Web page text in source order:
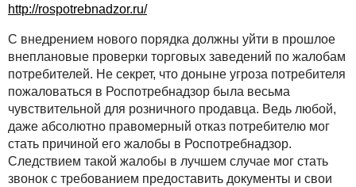
http://rospotrebnadzor.ru/
С внедрением нового порядка должны уйти в прошлое
внеплановые проверки торговых заведений по жалобам
потребителей. Не секрет, что доныне угроза потребителя
пожаловаться в Роспотребнадзор была весьма
чувствительной для розничного продавца. Ведь любой,
даже абсолютно правомерный отказ потребителю мог
стать причиной его жалобы в Роспотребнадзор.
Следствием такой жалобы в лучшем случае мог стать
звонок с требованием предоставить документы и свои